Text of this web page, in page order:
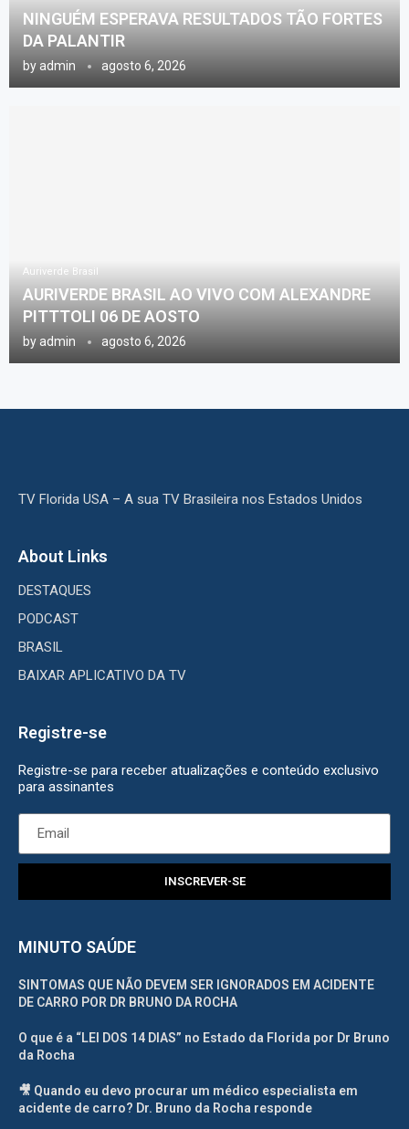
NINGUÉM ESPERAVA RESULTADOS TÃO FORTES
DA PALANTIR
by admin agosto 6, 2026
Auriverde Brasil
AURIVERDE BRASIL AO VIVO COM ALEXANDRE
PITTTOLI 06 DE AOSTO
by admin agosto 6, 2026
TV Florida USA – A sua TV Brasileira nos Estados Unidos
About Links
DESTAQUES
PODCAST
BRASIL
BAIXAR APLICATIVO DA TV
Registre-se
Registre-se para receber atualizações e conteúdo exclusivo
para assinantes
INSCREVER-SE
MINUTO SAÚDE
SINTOMAS QUE NÃO DEVEM SER IGNORADOS EM ACIDENTE
DE CARRO POR DR BRUNO DA ROCHA
O que é a “LEI DOS 14 DIAS” no Estado da Florida por Dr Bruno
da Rocha
🎥 Quando eu devo procurar um médico especialista em
acidente de carro? Dr. Bruno da Rocha responde